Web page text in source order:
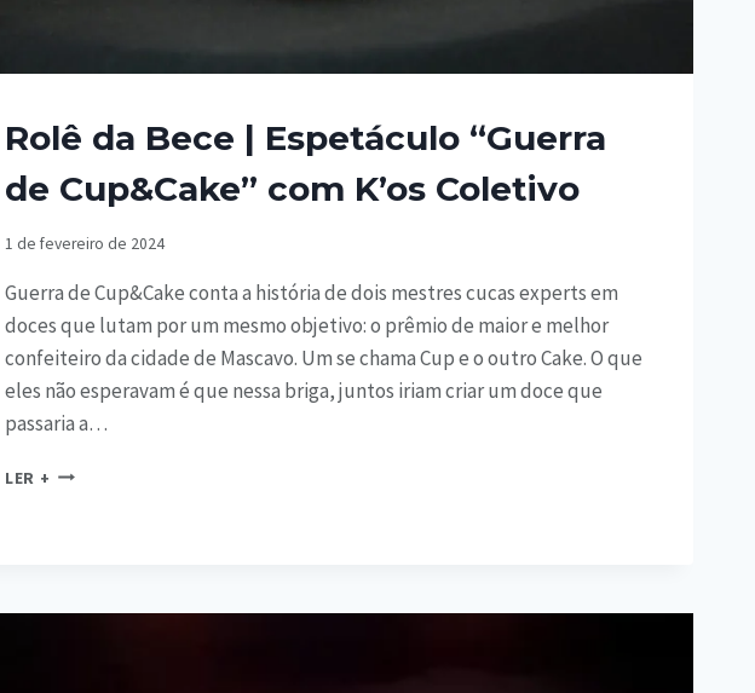
Rolê da Bece | Espetáculo “Guerra
de Cup&Cake” com K’os Coletivo
1 de fevereiro de 2024
Guerra de Cup&Cake conta a história de dois mestres cucas experts em
doces que lutam por um mesmo objetivo: o prêmio de maior e melhor
confeiteiro da cidade de Mascavo. Um se chama Cup e o outro Cake. O que
eles não esperavam é que nessa briga, juntos iriam criar um doce que
passaria a…
LER +